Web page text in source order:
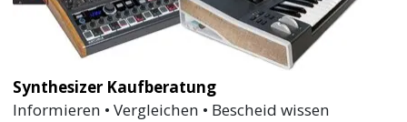
Synthesizer Kaufberatung
Informieren • Vergleichen • Bescheid wissen